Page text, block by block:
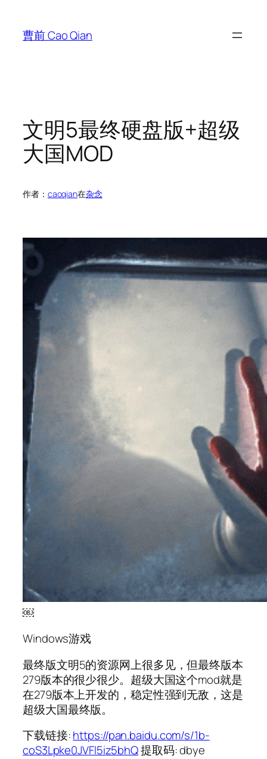
曹前 Cao Qian
文明5最终硬盘版+超级
大国MOD
作者： caoqian在杂念
￼
Windows游戏
最终版文明5的资源网上很多见，但最终版本
279版本的很少很少。超级大国这个mod就是
在279版本上开发的，稳定性强到无敌，这是
超级大国最终版。
下载链接:https://pan.baidu.com/s/1b-
coS3Lpke0JVFl5iz5bhQ提取码: dbye